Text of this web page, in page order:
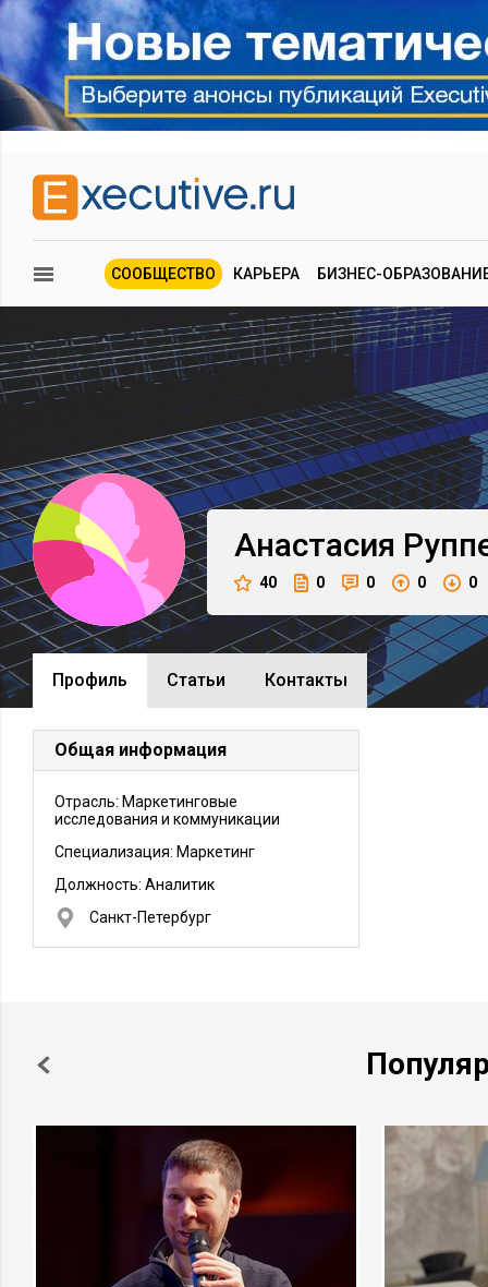
СООБЩЕСТВО КАРЬЕРА БИЗНЕС-
Анастасия
40 0 0 0 0
Профиль Cтатьи Контакты
Общая информация
Отрасль: Маркетинговые
исследования и коммуникации
Специализация: Маркетинг
Должность: Аналитик
Санкт-Петербург